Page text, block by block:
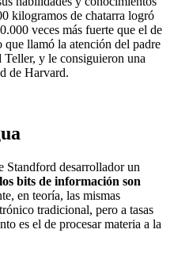
kilogramos de chatarra logró
veces más fuerte que el de
que llamó la atención del padre
y le consiguieron una
de Harvard.
Standford desarrollador un
los bits de información son
en teoría, las mismas
tradicional, pero a tasas
es el de procesar materia a la